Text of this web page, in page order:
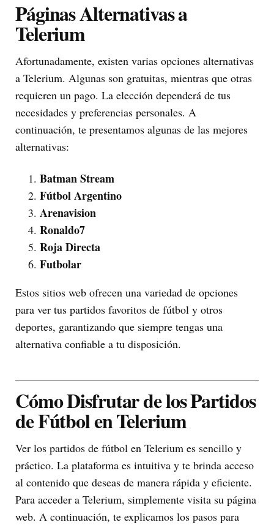
Páginas Alternativas a
Telerium
Afortunadamente, existen varias opciones alternativas
a Telerium. Algunas son gratuitas, mientras que otras
requieren un pago. La elección dependerá de tus
necesidades y preferencias personales. A
continuación, te presentamos algunas de las mejores
alternativas:
Batman Stream
Fútbol Argentino
Arenavision
Ronaldo7
Roja Directa
Futbolar
Estos sitios web ofrecen una variedad de opciones
para ver tus partidos favoritos de fútbol y otros
deportes, garantizando que siempre tengas una
alternativa confiable a tu disposición.
Cómo Disfrutar de los Partidos
de Fútbol en Telerium
Ver los partidos de fútbol en Telerium es sencillo y
práctico. La plataforma es intuitiva y te brinda acceso
al contenido que deseas de manera rápida y eficiente.
Para acceder a Telerium, simplemente visita su página
web. A continuación, te explicamos los pasos para